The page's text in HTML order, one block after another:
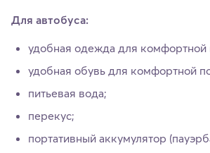
Для автобуса:
удобная одежда для комфортной
удобная обувь для комфортной
питьевая вода;
перекус;
портативный аккумулятор